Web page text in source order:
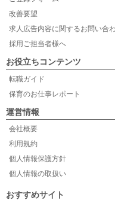
改善要望
求人広告内容に関するお問い合
採用ご担当者様へ
お役立ちコンテンツ
転職ガイド
保育のお仕事レポート
運営情報
会社概要
利用規約
個人情報保護方針
個人情報の取扱い
おすすめサイト